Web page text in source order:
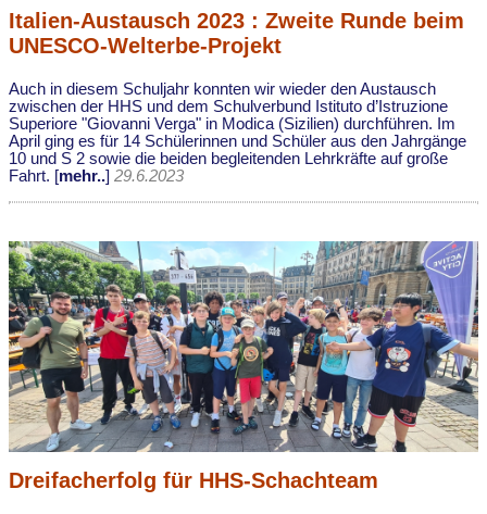
Italien-Austausch 2023 : Zweite Runde beim
UNESCO-Welterbe-Projekt
Auch in diesem Schuljahr konnten wir wieder den Austausch
zwischen der HHS und dem Schulverbund Istituto d’Istruzione
Superiore "Giovanni Verga" in Modica (Sizilien) durchführen. Im
April ging es für 14 Schülerinnen und Schüler aus den Jahrgänge
10 und S 2 sowie die beiden begleitenden Lehrkräfte auf große
Fahrt. [mehr..] 29.6.2023
Dreifacherfolg für HHS-Schachteam